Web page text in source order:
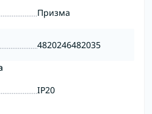
Призма
4820246482035
IP20